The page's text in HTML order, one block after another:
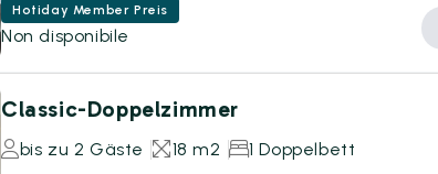
Hotiday Member Preis
Non disponibile
Classic-Doppelzimmer
bis zu 2 Gäste 18 m2 1 Doppelbett